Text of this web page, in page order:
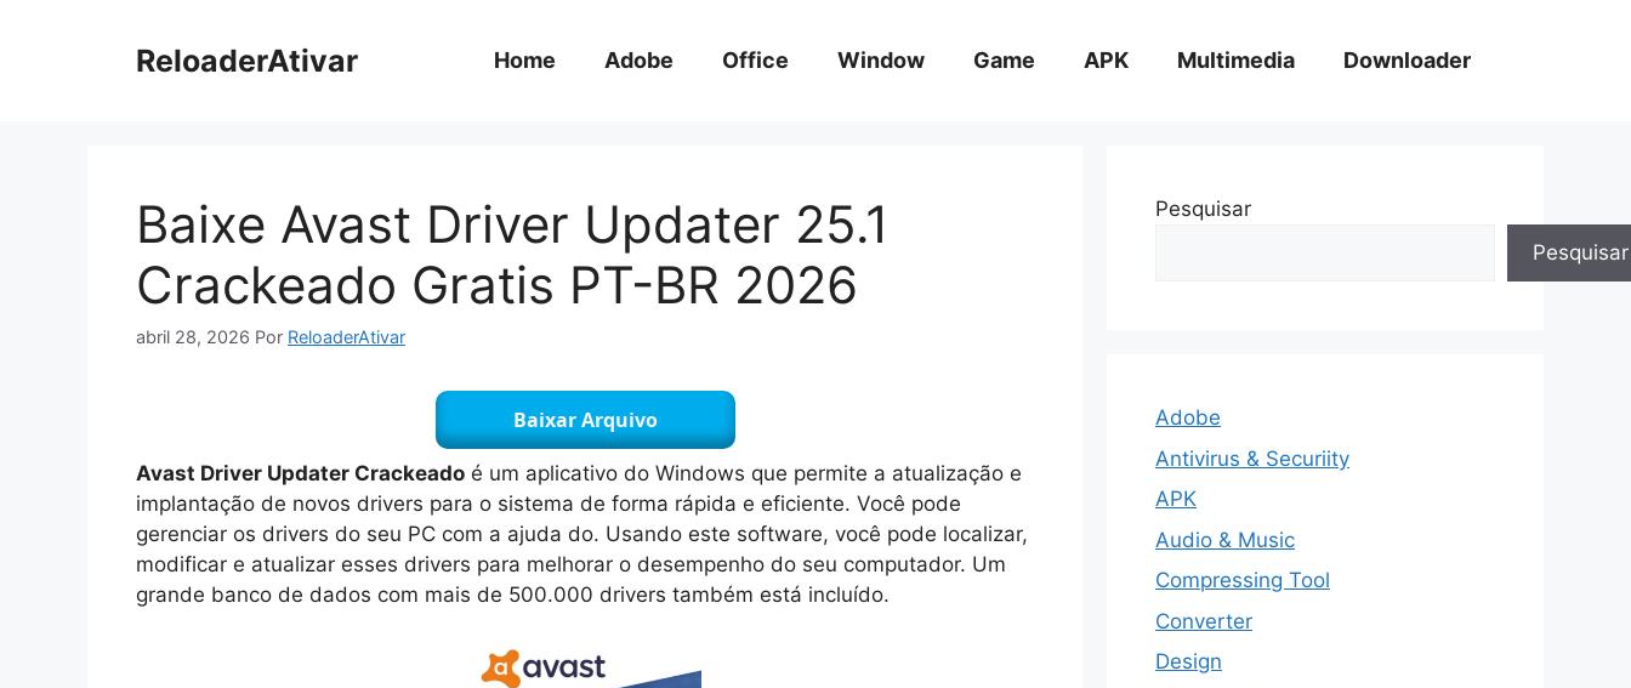
ReloaderAtivar Home Adobe Office Window Game APK Multimedia Downloader
Baixe Avast Driver Updater 25.1
Crackeado Gratis PT-BR 2026
abril 28, 2026 Por ReloaderAtivar
Baixar Arquivo
Avast Driver Updater Crackeado é um aplicativo do Windows que permite a atualização e
implantação de novos drivers para o sistema de forma rápida e eficiente. Você pode
gerenciar os drivers do seu PC com a ajuda do. Usando este software, você pode localizar,
modificar e atualizar esses drivers para melhorar o desempenho do seu computador. Um
grande banco de dados com mais de 500.000 drivers também está incluído.
Pesquisar
Pesquisar
Adobe
Antivirus & Securiity
APK
Audio & Music
Compressing Tool
Converter
Design